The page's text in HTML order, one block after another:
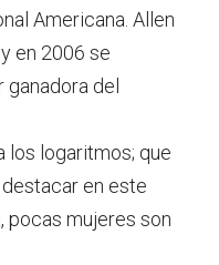
Americana. Allen
en 2006 se
del
los logaritmos; que
en este
pocas mujeres son